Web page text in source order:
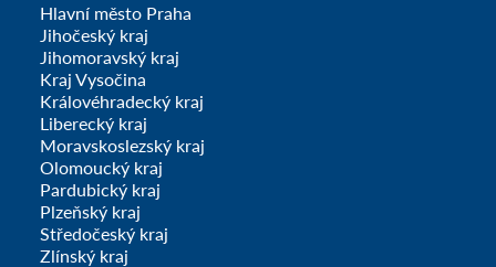
Hlavní město Praha
Jihočeský kraj
Jihomoravský kraj
Kraj Vysočina
Královéhradecký kraj
Liberecký kraj
Moravskoslezský kraj
Olomoucký kraj
Pardubický kraj
Plzeňský kraj
Středočeský kraj
Zlínský kraj